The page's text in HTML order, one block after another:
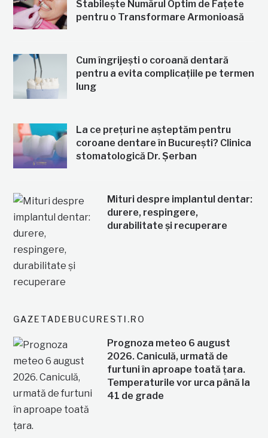
Stabilește Numărul Optim de Fațete
pentru o Transformare Armonioasă
Cum îngrijești o coroană dentară
pentru a evita complicațiile pe termen
lung
La ce prețuri ne așteptăm pentru
coroane dentare în București? Clinica
stomatologică Dr. Șerban
Mituri despre implantul dentar:
durere, respingere,
durabilitate și recuperare
GAZETADEBUCURESTI.RO
Prognoza meteo 6 august
2026. Caniculă, urmată de
furtuni în aproape toată țara.
Temperaturile vor urca până la
41 de grade